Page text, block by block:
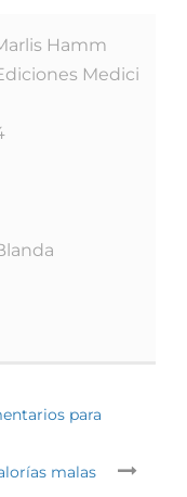
Hamm
Medici
para
malas